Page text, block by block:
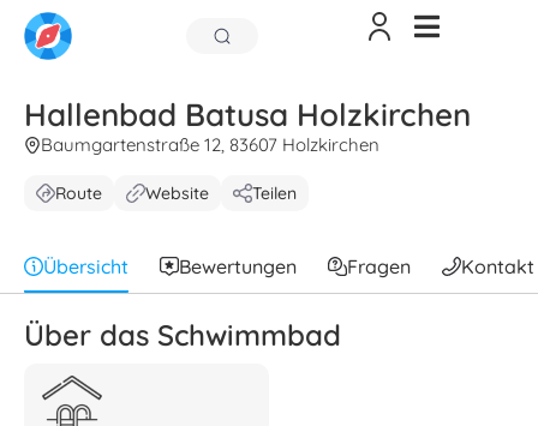
Hallenbad Batusa Holzkirchen
Baumgartenstraße 12, 83607 Holzkirchen
Route Website Teilen
Übersicht Bewertungen Fragen Kontakt
Über das Schwimmbad